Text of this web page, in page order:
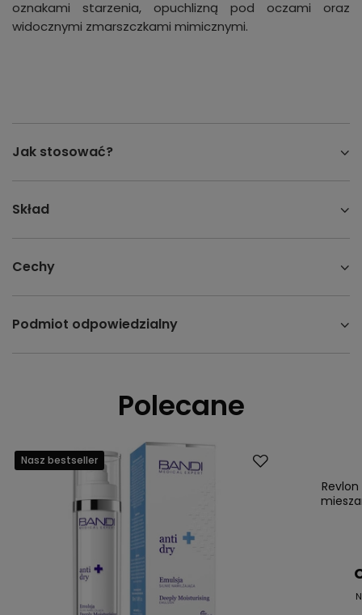
oznakami starzenia, opuchlizną pod oczami oraz
widocznymi zmarszczkami mimicznymi.
Jak stosować?
Skład
Cechy
Podmiot odpowiedzialny
Polecane
Nasz bestseller
Nasz